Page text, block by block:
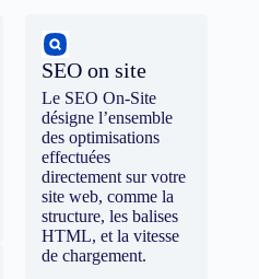
SEO on site
Le SEO On-Site
désigne l’ensemble
des optimisations
effectuées
directement sur votre
site web, comme la
structure, les balises
HTML, et la vitesse
de chargement.